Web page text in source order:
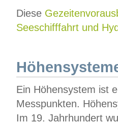
Diese
Seeschifffahrt und
Ein Höhensystem ist
Messpunkten.
Im 19. Jahrhundert